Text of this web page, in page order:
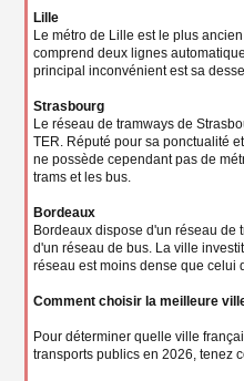
Lille
Le métro de Lille est le plus
comprend deux lignes
principal inconvénient est sa
Strasbourg
Le réseau de tramways de
TER. Réputé pour sa ponctualité
ne possède cependant pas de
trams et les bus.
Bordeaux
Bordeaux dispose d'un réseau de
d'un réseau de bus. La ville
réseau est moins dense que celui
Comment choisir la meilleure
Pour déterminer quelle ville
transports publics en 2026, tenez